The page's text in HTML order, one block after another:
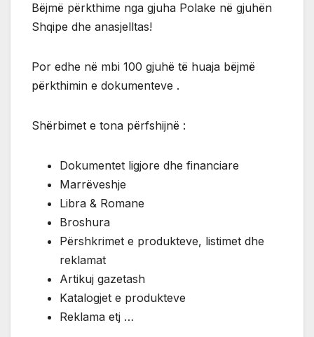
Bëjmë përkthime nga gjuha Polake në gjuhën
Shqipe dhe anasjelltas!
Por edhe në mbi 100 gjuhë të huaja bëjmë
përkthimin e dokumenteve .
Shërbimet e tona përfshijnë :
Dokumentet ligjore dhe financiare
Marrëveshje
Libra & Romane
Broshura
Përshkrimet e produkteve, listimet dhe
reklamat
Artikuj gazetash
Katalogjet e produkteve
Reklama etj …